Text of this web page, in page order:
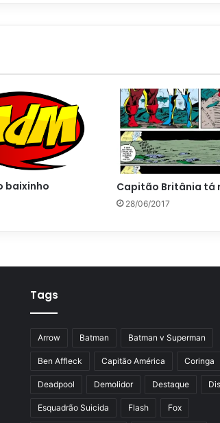
baixinho Capitão Britânia tá
28/06/2017
Tags
Arrow Batman Batman v Superman
Ben Affleck Capitão América Coringa
Deadpool Demolidor Destaque
Esquadrão Suicida Flash Fox